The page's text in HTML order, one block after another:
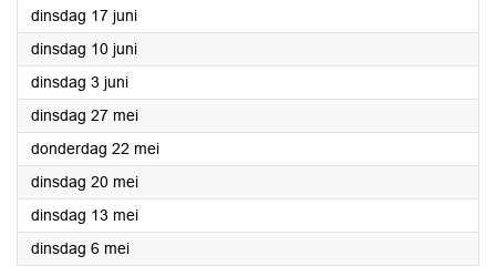
dinsdag 17 juni2025
dinsdag 10 juni2025
dinsdag 3 juni2025
dinsdag 27 mei2025
donderdag 22 mei2025
dinsdag 20 mei2025
dinsdag 13 mei2025
dinsdag 6 mei2025